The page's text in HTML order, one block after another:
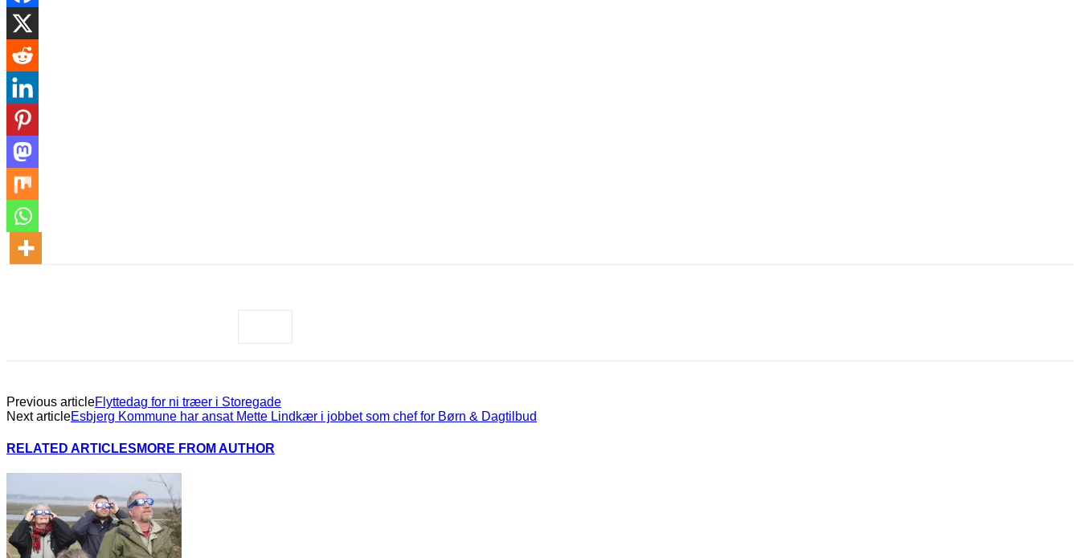
Previous articleFlyttedag for ni træer i Storegade
Next articleEsbjerg Kommune har ansat Mette Lindkær i jobbet som chef for Børn & Dagtilbud
RELATED ARTICLES MORE FROM AUTHOR